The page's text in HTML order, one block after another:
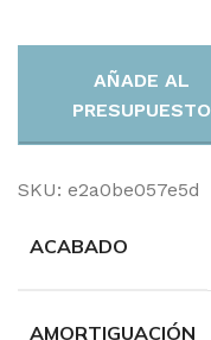
AÑADE AL
PRESUPUESTO
SKU: e2a0be057e5d
ACABADO
AMORTIGUACIÓN